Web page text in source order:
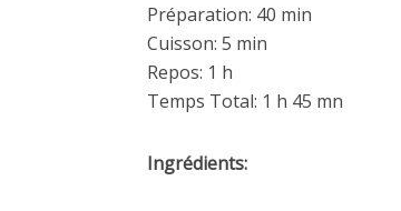
Préparation: 40 min
Cuisson: 5 min
Repos: 1 h
Temps Total: 1 h 45 mn
Ingrédients: